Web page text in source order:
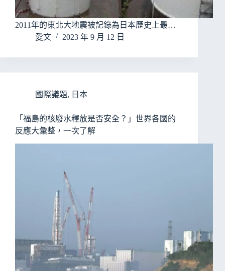
2011年的東北大地震被記錄為日本歷史上最…
愛文
2023 年 9 月 12 日
國際議題, 日本
「福島的核廢水釋放是否安全？」世界各國的
反應大彙整，一次了解